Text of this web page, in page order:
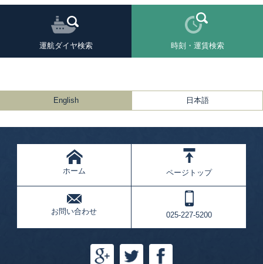
運航ダイヤ検索 時刻・運賃検索
English 日本語
ホーム ページトップ
お問い合わせ 025-227-5200